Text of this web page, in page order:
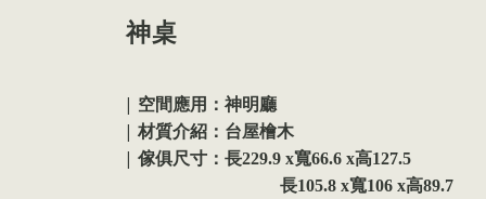
神桌
| 空間應用：神明廳
| 材質介紹：台屋檜木
| 傢俱尺寸： 長229.9 x寬66.6 x高127.5
長105.8 x寬106 x高89.7